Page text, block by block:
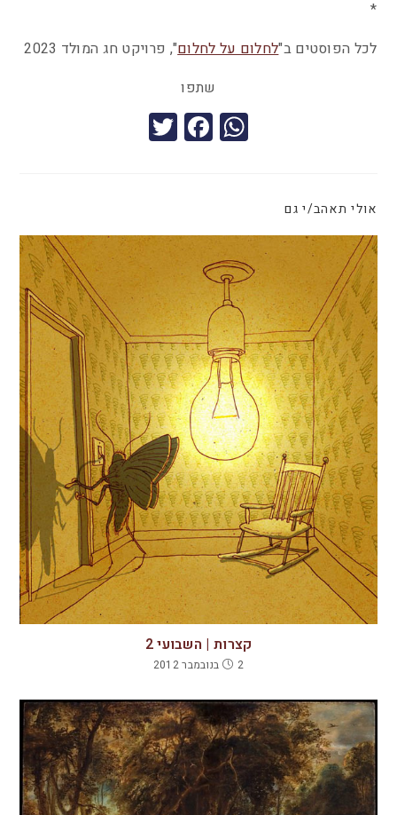
*
לכל הפוסטים ב"לחלום על לחלום", פרויקט חג המולד 2023
שתפו
W
h
A
p
p
F
a
b
o
o
k
אולי תאהב/י גם
קצרות | השבועי 2
2 בנובמבר 2012